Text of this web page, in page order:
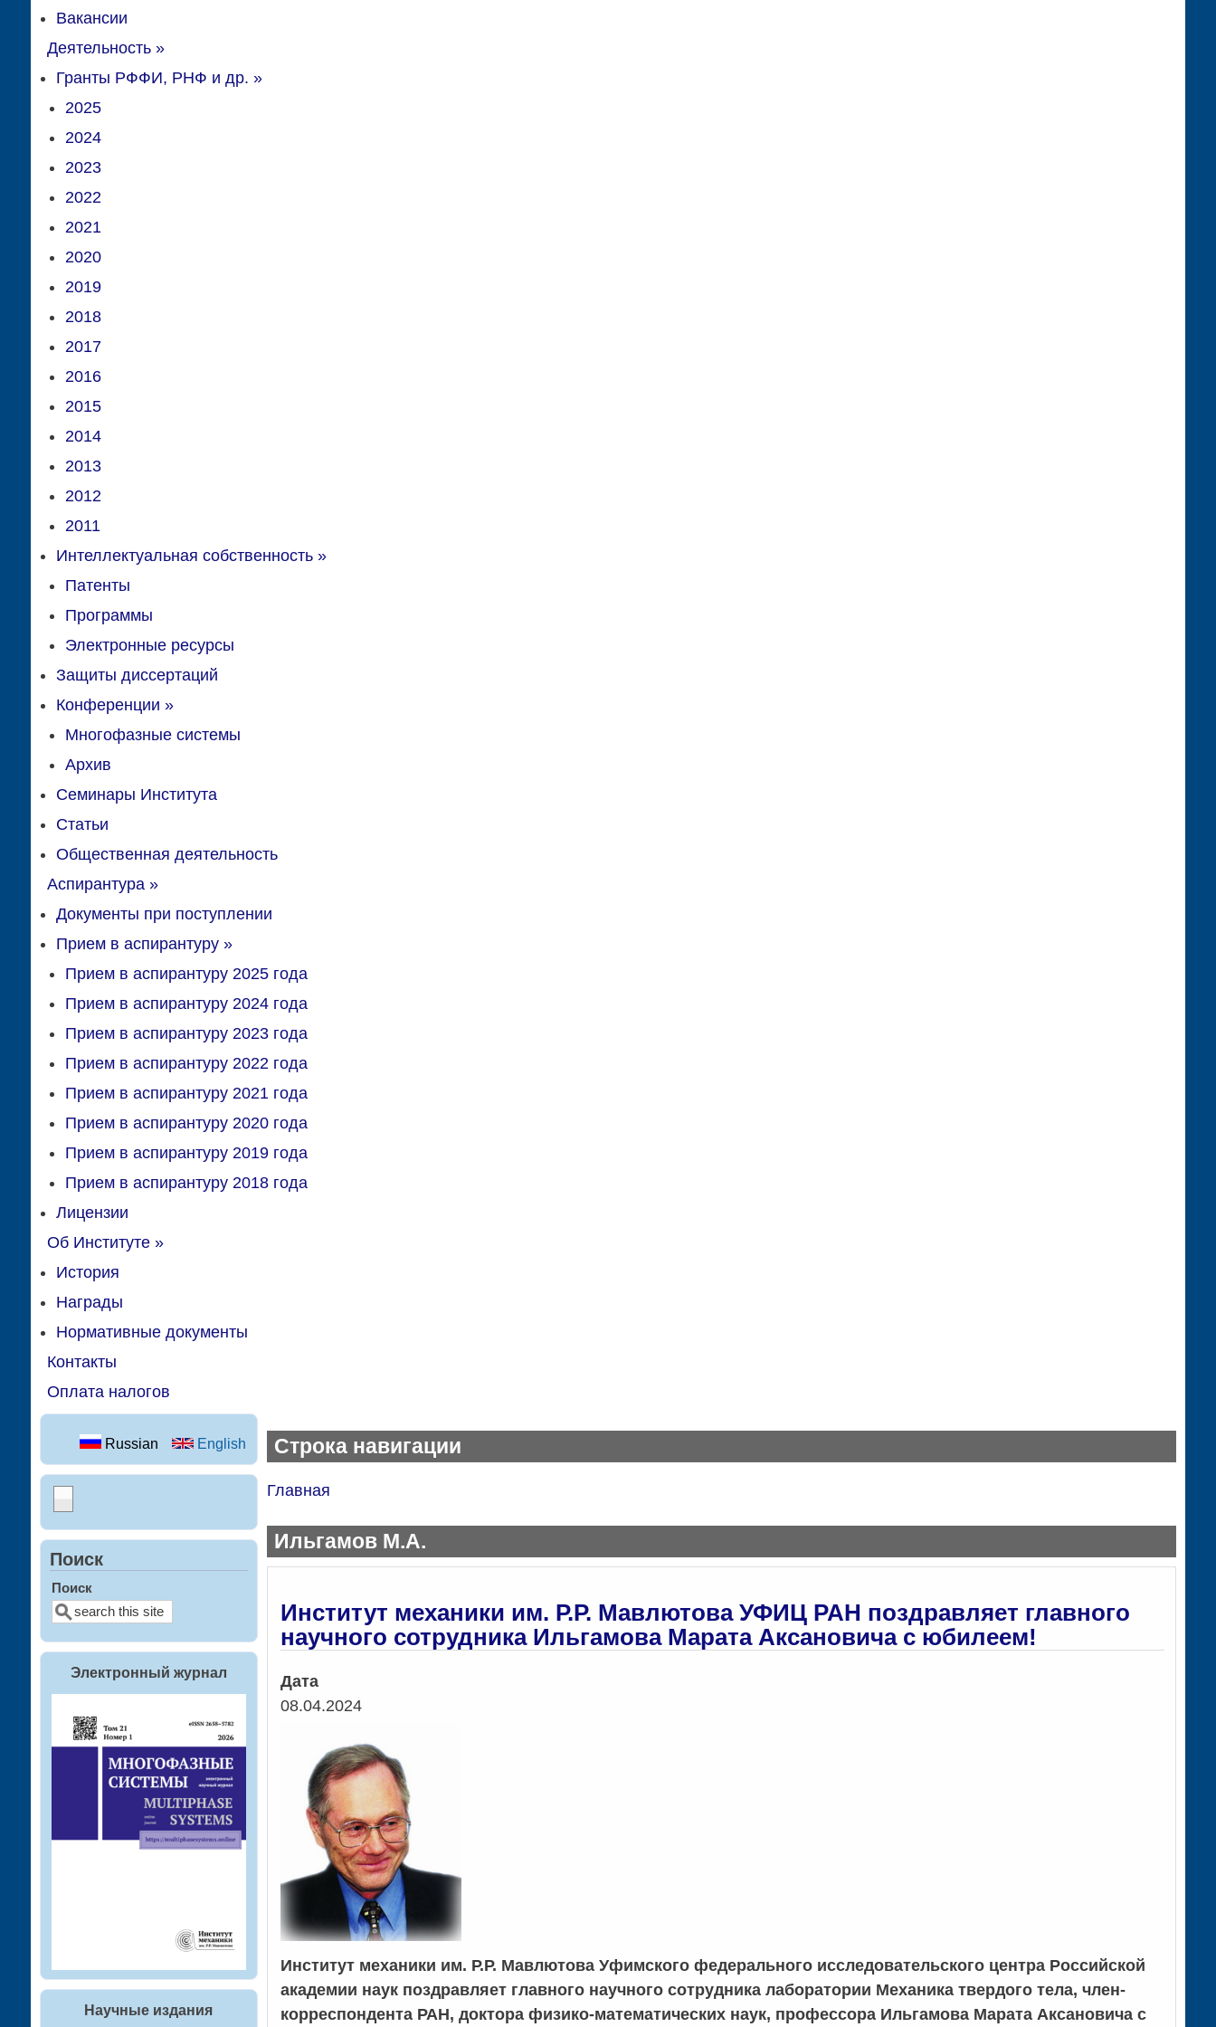
Вакансии
Деятельность»
Гранты РФФИ, РНФ и др. »
2025
2024
2023
2022
2021
2020
2019
2018
2017
2016
2015
2014
2013
2012
2011
Интеллектуальная собственность»
Патенты
Программы
Электронные ресурсы
Защиты диссертаций
Конференции »
Многофазные системы
Архив
Семинары Института
Статьи
Общественная деятельность
Аспирантура»
Документы при поступлении
Прием в аспирантуру»
Прием в аспирантуру 2025 года
Прием в аспирантуру 2024 года
Прием в аспирантуру 2023 года
Прием в аспирантуру 2022 года
Прием в аспирантуру 2021 года
Прием в аспирантуру 2020 года
Прием в аспирантуру 2019 года
Прием в аспирантуру 2018 года
Лицензии
Об Институте»
История
Награды
Нормативные документы
Контакты
Оплата налогов
Строка навигации
Главная
Ильгамов М.А.
Институт механики им. Р.Р. Мавлютова УФИЦ РАН поздравляет главного
научного сотрудника Ильгамова Марата Аксановича с юбилеем!
Дата
08.04.2024
Институт механики им. Р.Р. Мавлютова Уфимского федерального исследовательского центра Российской
академии наук поздравляет главного научного сотрудника лаборатории Механика твердого тела, член-
корреспондента РАН, доктора физико-математических наук, профессора Ильгамова Марата Аксановича с
Russian English
Поиск
Поиск
Электронный журнал
Научные издания